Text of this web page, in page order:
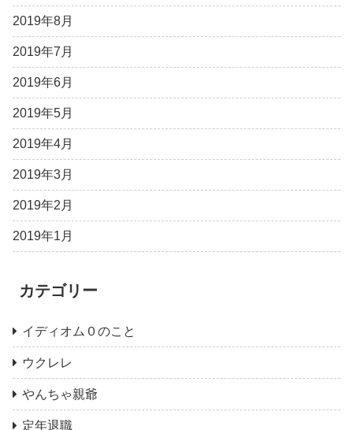
2019年8月
2019年7月
2019年6月
2019年5月
2019年4月
2019年3月
2019年2月
2019年1月
カテゴリー
イディオム０のこと
ウクレレ
やんちゃ親爺
定年退職